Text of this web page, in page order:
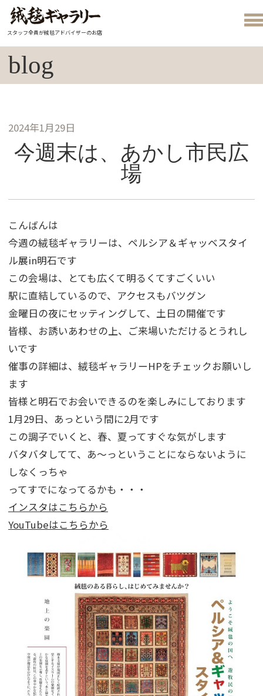
スタッフ全員が絨毯アドバイザーのお店
blog
2024年1月29日
今週末は、あかし市民広
場
こんばんは
今週の絨毯ギャラリーは、ペルシア＆ギャッベスタイ
ル展in明石です
この会場は、とても広くて明るくてすごくいい
駅に直結しているので、アクセスもバツグン
金曜日の夜にセッティングして、土日の開催です
皆様、お誘いあわせの上、ご来場いただけるとうれし
いです
催事の詳細は、絨毯ギャラリーHPをチェックお願いし
ます
皆様と明石でお会いできるのを楽しみにしております
1月29日、あっという間に2月です
この調子でいくと、春、夏ってすぐな気がします
バタバタしてて、あ～っということにならないように
しなくっちゃ
ってすでになってるかも・・・
インスタはこちらから
YouTubeはこちらから